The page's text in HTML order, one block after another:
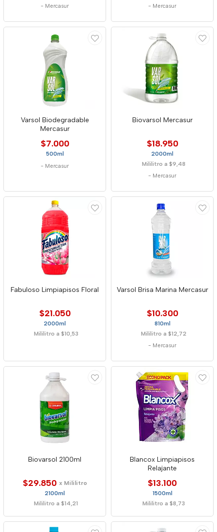
- Mercasur - Mercasur
Varsol Biodegradable
Mercasur
$7.000
500ml
- Mercasur
Biovarsol Mercasur
$18.950
2000ml
Mililitro a $9,48
- Mercasur
Fabuloso Limpiapisos Floral
$21.050
2000ml
Mililitro a $10,53
Varsol Brisa Marina Mercasur
$10.300
810ml
Mililitro a $12,72
- Mercasur
Biovarsol 2100ml
$29.850 x Mililitro
2100ml
Mililitro a $14,21
Blancox Limpiapisos
Relajante
$13.100
1500ml
Mililitro a $8,73